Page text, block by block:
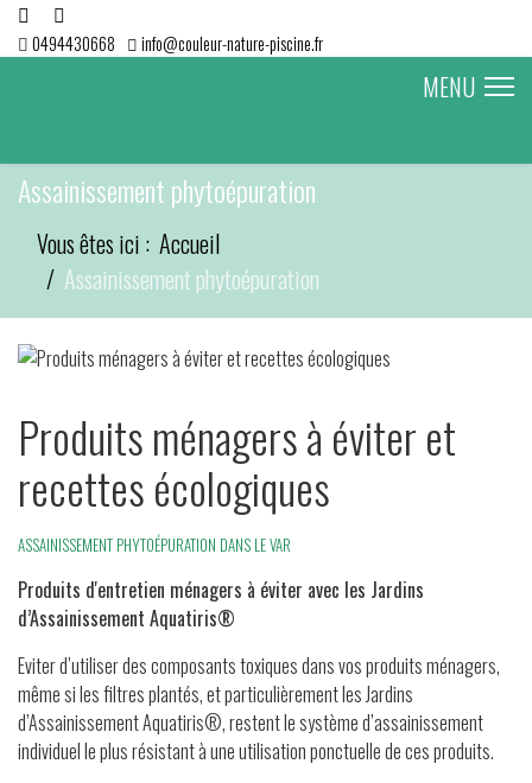
0494430668 info@couleur-nature-piscine.fr
MENU
Assainissement phytoépuration
Vous êtes ici : Accueil
Assainissement phytoépuration
Produits ménagers à éviter et
recettes écologiques
ASSAINISSEMENT PHYTOÉPURATION DANS LE VAR
Produits d'entretien ménagers à éviter avec les Jardins
d’Assainissement Aquatiris®
Eviter d’utiliser des composants toxiques dans vos produits ménagers,
même si les filtres plantés, et particulièrement les Jardins
d’Assainissement Aquatiris®, restent le système d’assainissement
individuel le plus résistant à une utilisation ponctuelle de ces produits.